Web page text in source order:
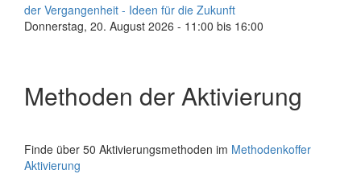
der Vergangenheit - Ideen für die Zukunft
Donnerstag, 20. August 2026 - 11:00 bis 16:00
Methoden der Aktivierung
Finde über 50 Aktivierungsmethoden im Methodenkoffer
Aktivierung